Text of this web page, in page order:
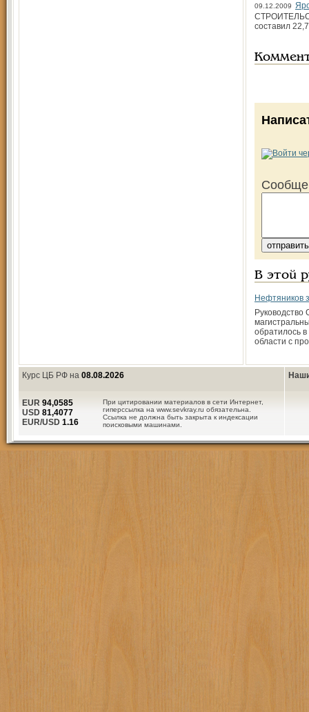
09.12.2009
составил
В этой
Нефтяников
обратилось
области с
Курс ЦБ РФ на 08.08.2026
При цитировании материалов в сети Интернет,
гиперссылка на www.sevkray.ru обязательна.
Ссылка не должна быть закрыта к индексации
поисковыми машинами.
EUR 94,0585
USD 81,4077
EUR/USD 1.16